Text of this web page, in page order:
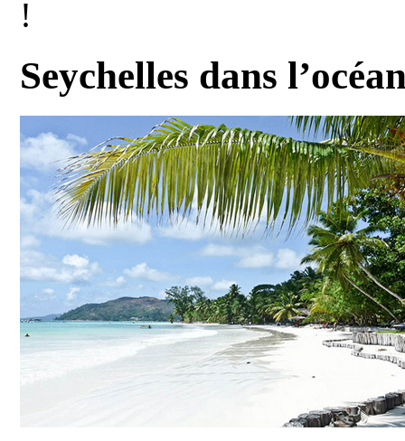
!
Seychelles dans